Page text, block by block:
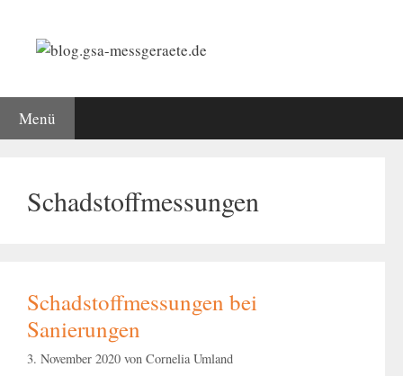
springen
Menü
Schadstoffmessungen
Schadstoffmessungen bei
Sanierungen
3. November 2020 von Cornelia Umland